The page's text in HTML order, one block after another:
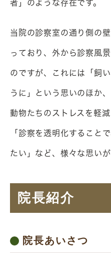
者」のような存在です。
当院の診察室の通り側の
っており、外から診察風
のですが、これには「飼
うに」という思いのほか
動物たちのストレスを軽
「診察を透明化すること
たい」など、様々な思いが
院長紹介
院長あいさつ